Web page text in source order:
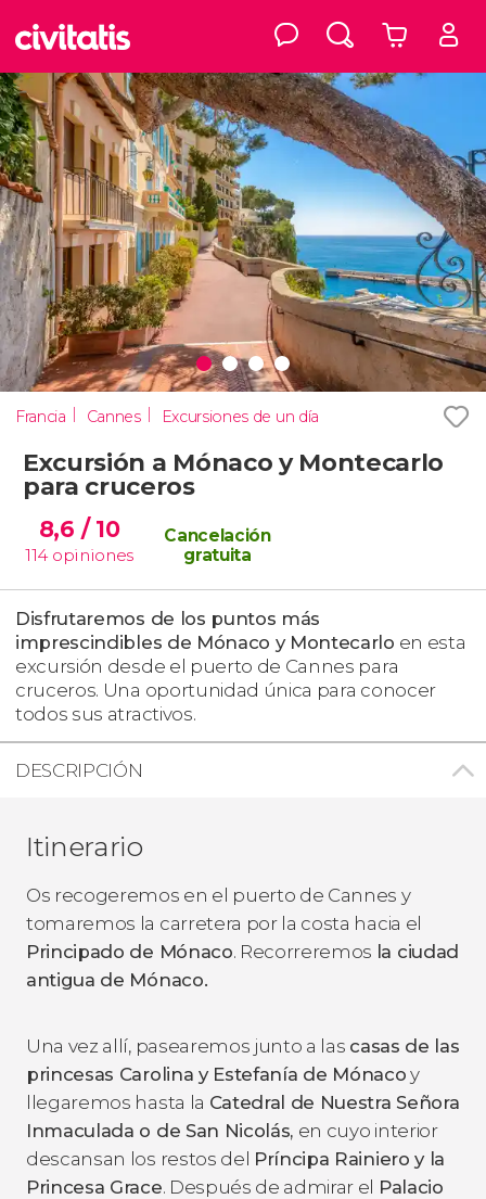
Francia Cannes Excursiones de un día
Excursión a Mónaco y Montecarlo
para cruceros
8,6 / 10
114 opiniones
Cancelación
gratuita
Disfrutaremos de los puntos más
imprescindibles de Mónaco y Montecarlo en esta
excursión desde el puerto de Cannes para
cruceros. Una oportunidad única para conocer
todos sus atractivos.
DESCRIPCIÓN
Itinerario
Os recogeremos en el puerto de Cannes y
tomaremos la carretera por la costa hacia el
Principado de Mónaco. Recorreremos la ciudad
antigua de Mónaco.
Una vez allí, pasearemos junto a las casas de las
princesas Carolina y Estefanía de Mónaco y
llegaremos hasta la Catedral de Nuestra Señora
Inmaculada o de San Nicolás, en cuyo interior
descansan los restos del Príncipa Rainiero y la
Princesa Grace. Después de admirar el Palacio